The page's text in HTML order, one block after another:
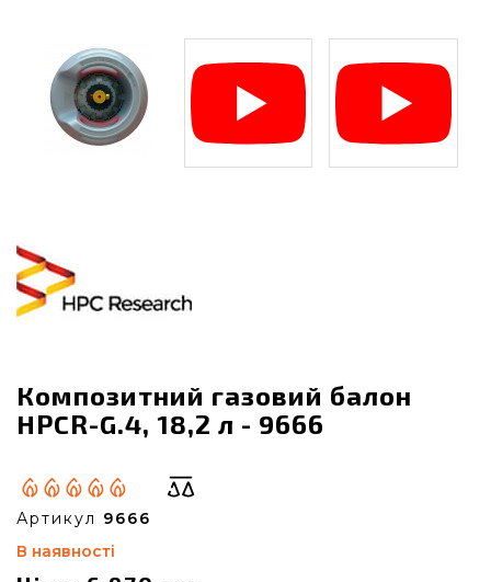
Композитний газовий балон
HPCR-G.4, 18,2 л - 9666
Артикул 9666
В наявності